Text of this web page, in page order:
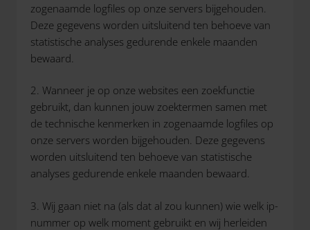
zogenaamde logfiles op onze servers bijgehouden.
Deze gegevens worden uitsluitend ten behoeve van
statistische analyses gedurende enkele maanden
bewaard.
2. Wanneer je op onze websites een zoekfunctie
gebruikt, dan kunnen jouw zoektermen samen met
de technische kenmerken in zogenaamde logfiles op
onze servers worden bijgehouden. Deze gegevens
worden uitsluitend ten behoeve van statistische
analyses gedurende enkele maanden bewaard.
3. Wij gaan niet na (als dat al zou kunnen) wie welk ip-
nummer op welk moment gebruikt en wij herleiden